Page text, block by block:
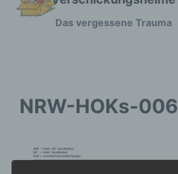
Zum
Das vergessene Trauma
NRW-HOKs-006